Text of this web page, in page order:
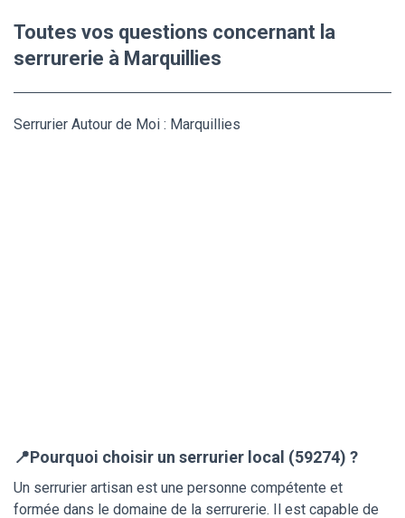
Toutes vos questions concernant la
serrurerie à Marquillies
Serrurier Autour de Moi : Marquillies
📍Pourquoi choisir un serrurier local (59274) ?
Un serrurier artisan est une personne compétente et
formée dans le domaine de la serrurerie. Il est capable de